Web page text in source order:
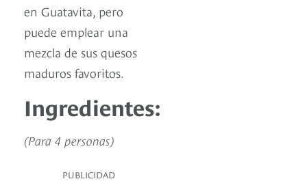
en Guatavita, pero
puede emplear una
mezcla de sus quesos
maduros favoritos.
Ingredientes:
(Para 4 personas)
PUBLICIDAD